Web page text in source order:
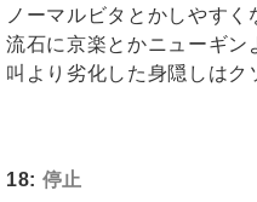
ノーマルビタとかしやすく
流石に京楽とかニューギン
叫より劣化した身隠しは
18: 停止